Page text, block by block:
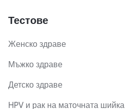
Тестове
Женско здраве
Мъжко здраве
Детско здраве
HPV и рак на маточната шийка